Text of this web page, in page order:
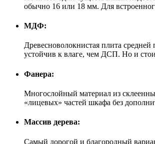
обычно 16 или 18 мм. Для
МДФ:
Древесноволокнистая плита
устойчив к влаге, чем ДСП. Но и
Фанера:
Многослойный материал из
«лицевых» частей шкафа без
Массив дерева:
Самый дорогой и благородный